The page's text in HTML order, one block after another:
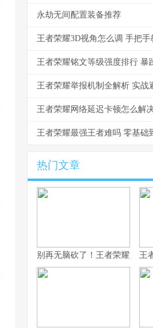
永劫无间配置装备推荐
王者荣耀举报机制全解析 实战
王者荣耀最强王者难吗 零基础
热门文章
别再无脑砍了！王者荣耀如何王